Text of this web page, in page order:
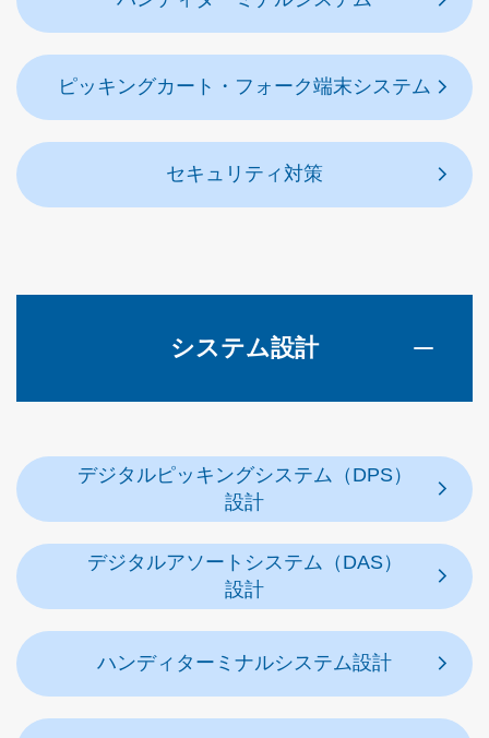
ピッキングカート・フォーク端末システム
セキュリティ対策
システム設計
デジタルピッキングシステム（DPS）
設計
デジタルアソートシステム（DAS）
設計
ハンディターミナルシステム設計